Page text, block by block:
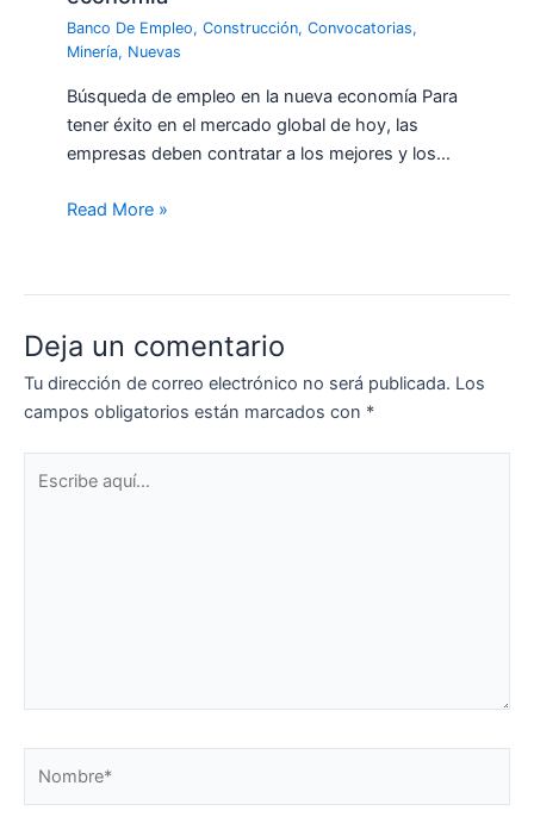
Banco De Empleo,Construcción,Convocatorias,
Minería, Nuevas
Búsqueda de empleo en la nueva economía Para
tener éxito en el mercado global de hoy, las
empresas deben contratar a los mejores y los…
Read More »
Deja un comentario
Tu dirección de correo electrónico no será publicada. Los
campos obligatorios están marcados con *
aquí...